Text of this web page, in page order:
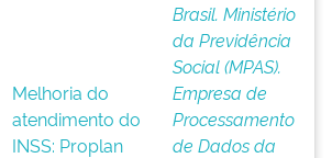
Melhoria do
atendimento do
INSS: Proplan
Brasil. Ministério
da Previdência
Social (MPAS).
Empresa de
Processamento
de Dados da